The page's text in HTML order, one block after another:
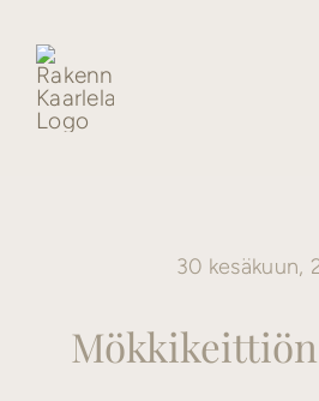
content
Yhteystiedot
30 kesäkuun,